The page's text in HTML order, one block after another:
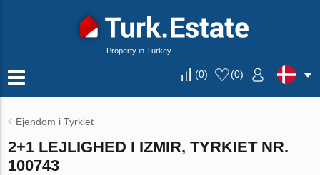
Property in Turkey
(0) (0)
Ejendom i Tyrkiet
2+1 LEJLIGHED I IZMIR, TYRKIET NR.
100743